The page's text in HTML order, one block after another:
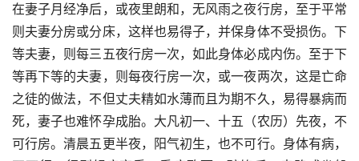
在妻子月经净后，或夜里朗和，无风雨之夜行房，至于平常
则夫妻分房或分床，这样也易得子，并保身体不受损伤。下
等夫妻，则每三五夜行房一次，如此身体必成内伤。至于下
等再下等的夫妻，则每夜行房一次，或一夜两次，这是亡命
之徒的做法，不但丈夫精如水薄而且为期不久，易得暴病而
死，妻子也难怀孕成胎。大凡初一、十五（农历）先夜，不
可行房。清晨五更半夜，阳气初生，也不可行。身体有病，